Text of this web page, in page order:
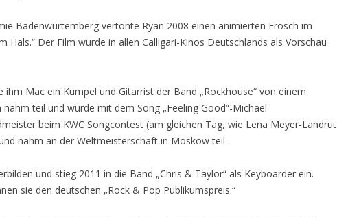
Badenwürtemberg vertonte Ryan 2008 einen animierten Frosch im
Hals.“ Der Film wurde in allen Calligari-Kinos Deutschlands als Vorschau
ihm Mac ein Kumpel und Gitarrist der Band „Rockhouse“ von einem
nahm teil und wurde mit dem Song „Feeling Good“-Michael
beim KWC Songcontest (am gleichen Tag, wie Lena Meyer-Landrut
nahm an der Weltmeisterschaft in Moskow teil.
und stieg 2011 in die Band „Chris & Taylor“ als Keyboarder ein.
sie den deutschen „Rock & Pop Publikumspreis.“